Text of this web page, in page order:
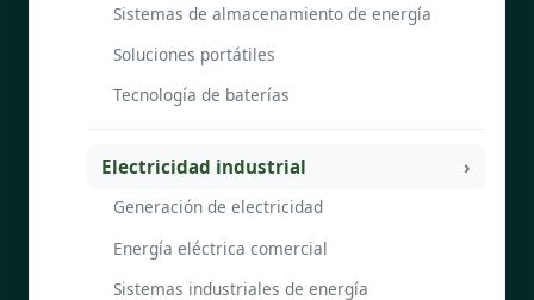
Sistemas de almacenamiento de energía
Soluciones portátiles
Tecnología de baterías
Electricidad industrial
Generación de electricidad
Energía eléctrica comercial
Sistemas industriales de energía